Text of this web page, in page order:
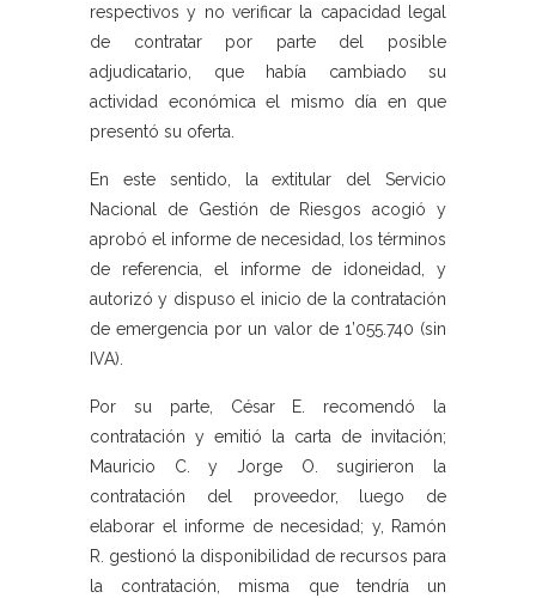
respectivos y no verificar la capacidad legal
de contratar por parte del posible
adjudicatario, que había cambiado su
actividad económica el mismo día en que
presentó su oferta.
En este sentido, la extitular del Servicio
Nacional de Gestión de Riesgos acogió y
aprobó el informe de necesidad, los términos
de referencia, el informe de idoneidad, y
autorizó y dispuso el inicio de la contratación
de emergencia por un valor de 1’055.740 (sin
IVA).
Por su parte, César E. recomendó la
contratación y emitió la carta de invitación;
Mauricio C. y Jorge O. sugirieron la
contratación del proveedor, luego de
elaborar el informe de necesidad; y, Ramón
R. gestionó la disponibilidad de recursos para
la contratación, misma que tendría un